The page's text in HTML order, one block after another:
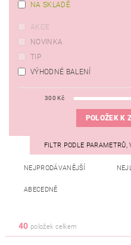
NA SKLADĚ
AKCE
NOVINKA
TIP
VÝHODNÉ BALENÍ
300 Kč
POLOŽEK K
FILTR PODLE
NEJPRODÁVANĚJŠÍ
ABECEDNĚ
40 položek celkem